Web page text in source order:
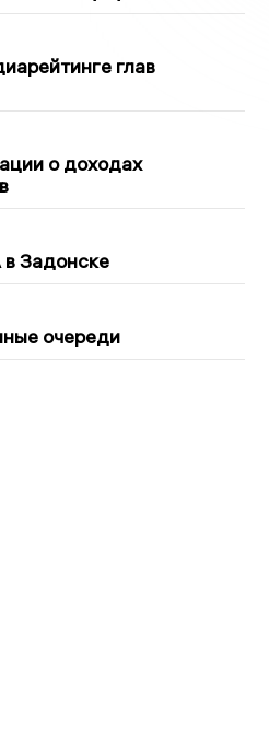
глав
о доходах
Задонске
очереди